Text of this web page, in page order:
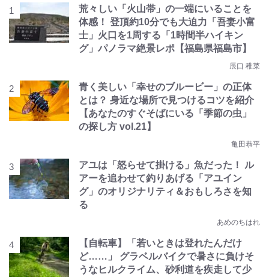
荒々しい「火山帯」の一端にいることを
体感！ 登頂約10分でも大迫力「吾妻小富
士」火口を1周する「1時間半ハイキン
グ」パノラマ絶景レポ【福島県福島市】
辰口 稚菜
青く美しい「幸せのブルービー」の正体
とは？ 身近な場所で見つけるコツを紹介
【あなたのすぐそばにいる「季節の虫」
の探し方 vol.21】
亀田恭平
アユは「怒らせて掛ける」魚だった！ ル
アーを追わせて釣りあげる「アユイン
グ」のオリジナリティ＆おもしろさを知
る
あめのちはれ
【自転車】「若いときは登れたんだけ
ど……」 グラベルバイクで暑さに負けそ
うなヒルクライム、砂利道を疾走して少